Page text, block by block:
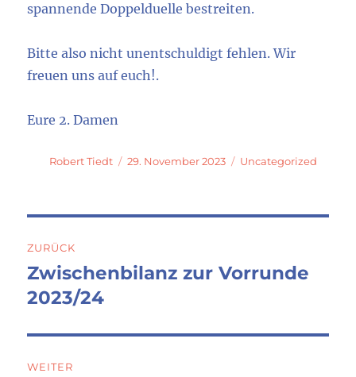
spannende Doppelduelle bestreiten.
Bitte also nicht unentschuldigt fehlen. Wir
freuen uns auf euch!.
Eure 2. Damen
Autor
Robert Tiedt
Veröffentlicht
29. November 2023 Kategorien
Uncategorized
ZURÜCK
Vorheriger
Beitrag:
Zwischenbilanz zur Vorrunde
2023/24
WEITER